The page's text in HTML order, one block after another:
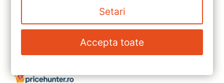
Dodge Nitro 2006-2011 –
Performanță, Conectivitate &
Sunet Premium
Setari
Accepta toate